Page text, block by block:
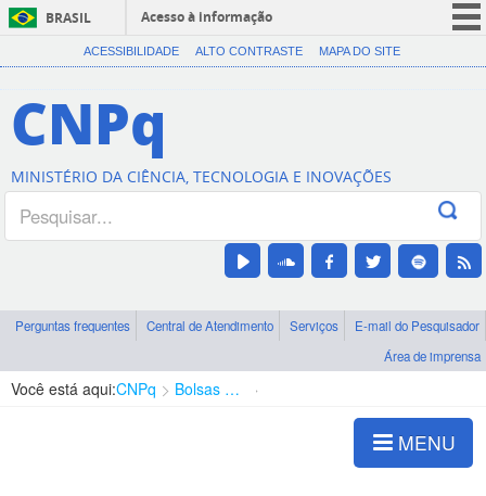
BRASIL
Acesso à informação
CORONAVÍRUS (COVID-19)
Canais
ACESSIBILIDADE ALTO CONTRASTE MAPA DO SITE
CNPq
MINISTÉRIO DA CIÊNCIA, TECNOLOGIA E INOVAÇÕES
Perguntas frequentes Central de Atendimento Serviços
E-mail do Pesquisador
Área de imprensa
Você está aqui:CNPq Bolsas e Auxílios Vigentes
MENU